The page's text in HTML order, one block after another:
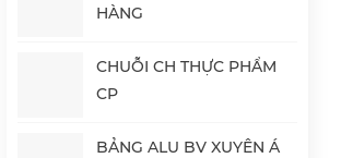
HÀNG
CHUỖI CH THỰC PHẨM
CP
BẢNG ALU BV XUYÊN Á